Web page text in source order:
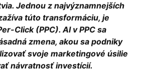
Jednou z najvýznamnejších
túto transformáciu, je
Click (PPC). AI v PPC sa
zmena, akou sa podniky
svoje marketingové úsilie
návratnosť investícií.